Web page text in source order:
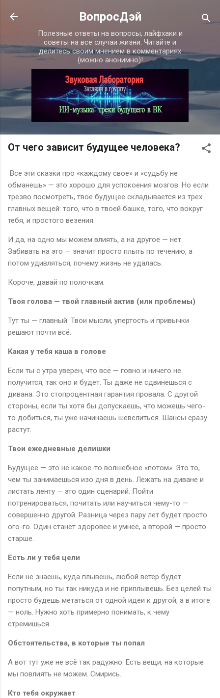
К основному контенту
ВопросДэй
Полезные ответы на вопросы, лайфхаки и
советы на все случаи жизни. Читайте и
делитесь своим мнением в комментариях
(можно анонимно)!
От чего зависит будущее человека?
Все эти сказки про «каждому свое» и «судьбу не
обманешь» — это хорошо для успокоения мозгов. Но если
трезво посмотреть, твое будущее складывается из трех
главных вещей: того, что в твоей башке, того, что вокруг
тебя, и простого везения.
И да, на одно мы можем влиять, а на другое — нет.
Забивать на это — значит просто плыть по течению, а
потом удивляться, почему жизнь не удалась.
Короче, давай по полочкам.
Твоя голова — твой главный актив (или проблемы)
Тут ты — главный. Твои мысли, упертость и привычки
решают почти всё.
Какая у тебя каша в голове
Если ты с утра уверен, что всё — говно и ничего не
получится, так оно и будет. Ты даже не сдвинешься с
дивана. Это стопроцентная гарантия провала. С другой
стороны, если ты хотя бы допускаешь, что можешь чего-
то добиться, ты уже начинаешь шевелиться. Шансы сразу
растут.
Твои ежедневные делишки
Будущее — это не какое-то волшебное «потом». Это то,
чем ты занимаешься изо дня в день. Лежать на диване и
листать ленту — это один сценарий. Пойти
потренироваться, почитать или научиться чему-то —
совершенно другой. Разница через пару лет будет просто
ого-го. Один станет здоровее и умнее, а второй — просто
старше.
Есть ли у тебя цели
Если не знаешь, куда плывешь, любой ветер будет
попутным, но ты так никуда и не приплывешь. Без целей ты
просто будешь метаться от одной идеи к другой, а в итоге
— ноль. Нужно хоть примерно понимать, к чему
стремишься.
Обстоятельства, в которые ты попал
А вот тут уже не всё так радужно. Есть вещи, на которые
мы повлиять не можем. Смирись.
Кто тебя окружает